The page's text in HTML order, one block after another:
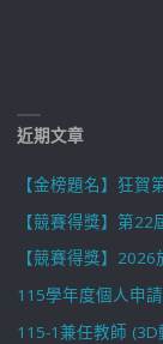
近期文章
【金榜題名】狂
【競賽得獎】第
【競賽得獎】
115學年度個人申
115-1兼任教師